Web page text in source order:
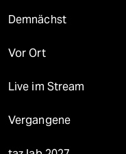
Demnächst
Vor Ort
Live im Stream
Vergangene